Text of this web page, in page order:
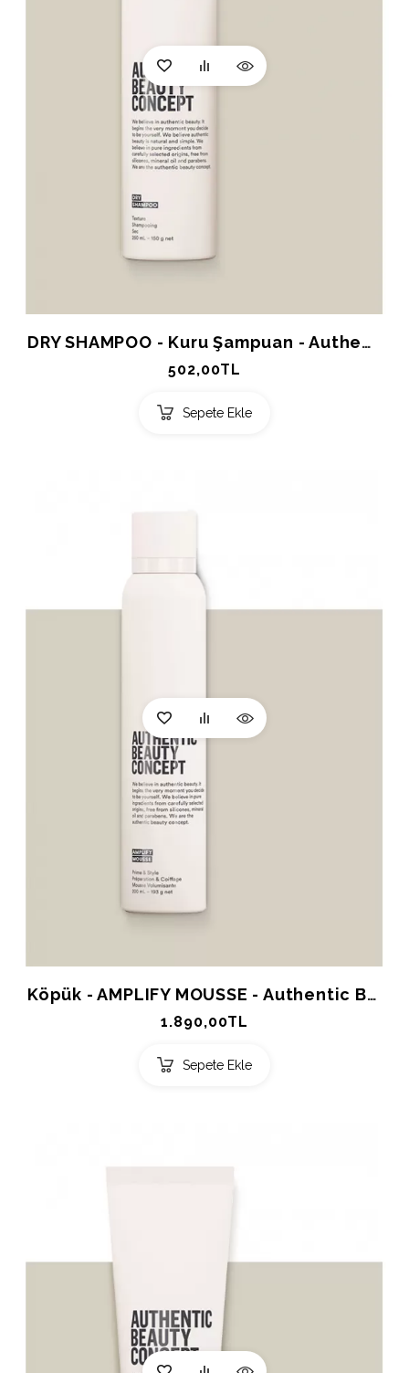
DRY SHAMPOO - Kuru Şampuan - Authentic Beauty Concept 250ml.
502,00TL
Sepete Ekle
Köpük - AMPLIFY MOUSSE - Authentic Beauty Concept 200ml.
1.890,00TL
Sepete Ekle